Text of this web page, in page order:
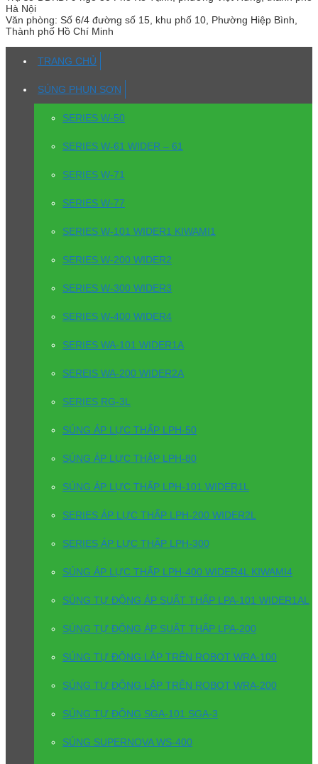
Hà Nội
Văn phòng: Số 6/4 đường số 15, khu phố 10, Phường Hiệp Bình,
Thành phố Hồ Chí Minh
TRANG CHỦ
SÚNG PHUN SƠN
SERIES W-50
SERIES W-61 WIDER – 61
SERIES W-71
SERIES W-77
SERIES W-101 WIDER1 KIWAMI1
SERIES W-200 WIDER2
SERIES W-300 WIDER3
SERIES W-400 WIDER4
SERIES WA-101 WIDER1A
SEREIS WA-200 WIDER2A
SERIES RG-3L
SÚNG ÁP LỰC THẤP LPH-50
SÚNG ÁP LỰC THẤP LPH-80
SÚNG ÁP LỰC THẤP LPH-101 WIDER1L
SERIES ÁP LỰC THẤP LPH-200 WIDER2L
SERIES ÁP LỰC THẤP LPH-300
SÚNG ÁP LỰC THẤP LPH-400 WIDER4L KIWAMI4
SÚNG TỰ ĐỘNG ÁP SUẤT THẤP LPA-101 WIDER1AL
SÚNG TỰ ĐỘNG ÁP SUẤT THẤP LPA-200
SÚNG TỰ ĐỘNG LẮP TRÊN ROBOT WRA-100
SÚNG TỰ ĐỘNG LẮP TRÊN ROBOT WRA-200
SÚNG TỰ ĐỘNG SGA-101 SGA-3
SÚNG SUPERNOVA WS-400